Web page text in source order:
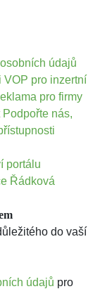
údajů
VOP pro inzertní
pro firmy
Podpořte nás,
portálu
Řádková
do vaší
údajů pro